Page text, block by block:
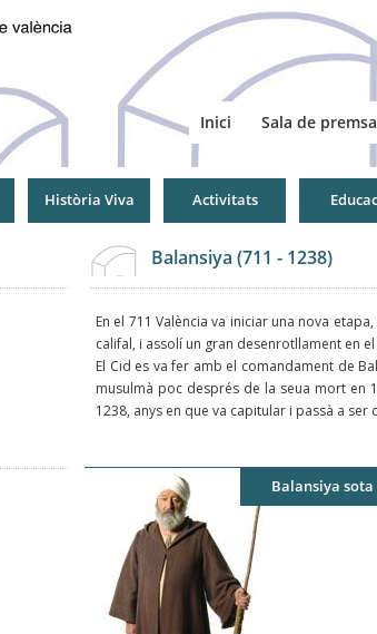
Inici Sala de premsa
Història Viva Activitats
Balansiya (711 - 1238)
En el 711 València va iniciar una nova
califal, i assolí un gran desenrotllament en
El Cid es va fer amb el comandament de
musulmà poc després de la seua mort en
1238, anys en que va capitular i passà a
Balansiya sota